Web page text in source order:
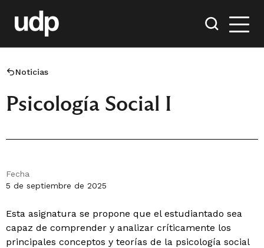
Noticias
Psicología Social I
Fecha
5 de septiembre de 2025
Esta asignatura se propone que el estudiantado sea
capaz de comprender y analizar críticamente los
principales conceptos y teorías de la psicología social